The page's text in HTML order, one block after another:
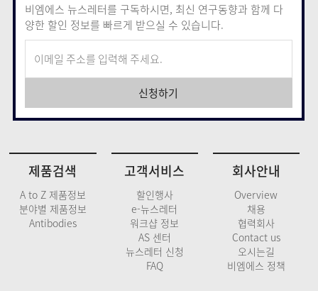
제품검색
A to Z 제품정보
분야별 제품정보
Antibodies
고객서비스
할인행사
e-뉴스레터
워크샵 정보
AS 센터
뉴스레터 신청
FAQ
회사안내
Overview
채용
협력회사
Contact us
오시는길
비엠에스 정책
비엠에스 뉴스레터를 구독하시면, 최신 연구동향과 함께 다
양한 할인 정보를 빠르게 받으실 수 있습니다.
신청하기